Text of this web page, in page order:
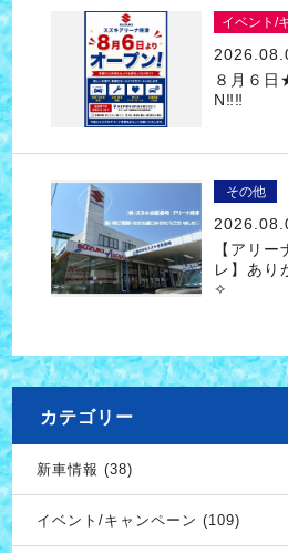
イベント/
８月６
N‼‼
その他
【アリ
レ】あり
✧
カテゴリー
新車情報 (38)
イベント/キャンペーン (109)